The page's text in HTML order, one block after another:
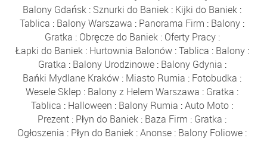
Balony Gdańsk : Sznurki do Baniek : Kijki do Baniek :
Tablica : Balony Warszawa : Panorama Firm : Balony :
Gratka : Obręcze do Baniek: Oferty Pracy:
Łapki do Baniek: Hurtownia Balonów:Tablica : Balony:
Gratka : Balony Urodzinowe: Balony Gdynia :
Bańki Mydlane Kraków : Miasto Rumia : Fotobudka :
Wesele Sklep : Balony z Helem Warszawa : Gratka :
Tablica : Halloween : Balony Rumia :Auto Moto :
Prezent : Płyn do Baniek : Baza Firm : Gratka :
Ogłoszenia : Płyn do Baniek :Anonse : Balony Foliowe :